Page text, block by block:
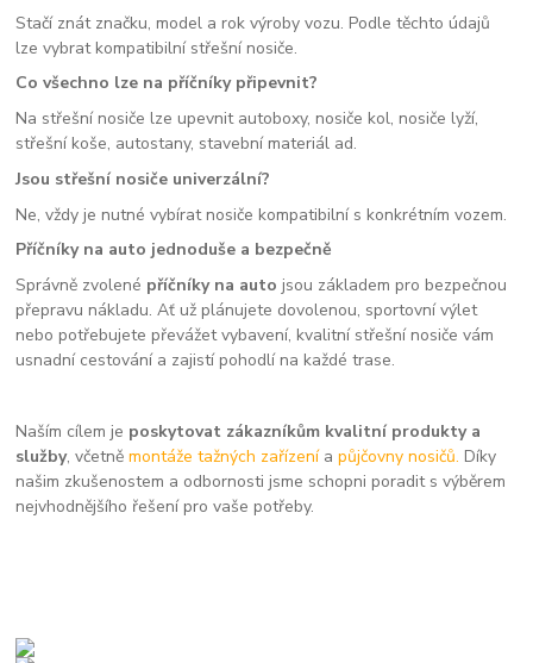
Stačí znát značku, model a rok výroby vozu. Podle těchto údajů
lze vybrat kompatibilní střešní nosiče.
Co všechno lze na příčníky připevnit?
Na střešní nosiče lze upevnit autoboxy, nosiče kol, nosiče lyží,
střešní koše, autostany, stavební materiál ad.
Jsou střešní nosiče univerzální?
Ne, vždy je nutné vybírat nosiče kompatibilní s konkrétním vozem.
Příčníky na auto jednoduše a bezpečně
Správně zvolené příčníky na auto jsou základem pro bezpečnou
přepravu nákladu. Ať už plánujete dovolenou, sportovní výlet
nebo potřebujete převážet vybavení, kvalitní střešní nosiče vám
usnadní cestování a zajistí pohodlí na každé trase.
Naším cílem je poskytovat zákazníkům kvalitní produkty a
služby, včetněmontáže tažných zařízení apůjčovny nosičů. Díky
našim zkušenostem a odbornosti jsme schopni poradit s výběrem
nejvhodnějšího řešení pro vaše potřeby.